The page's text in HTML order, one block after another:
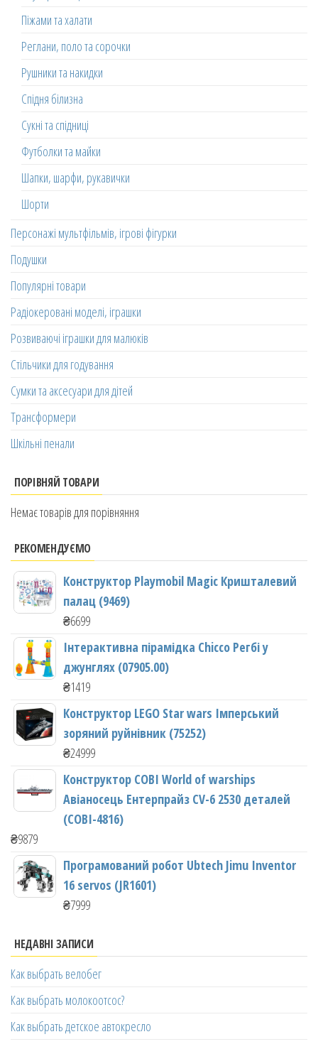
Піжами та халати
Реглани, поло та сорочки
Рушники та накидки
Спідня білизна
Сукні та спідниці
Футболки та майки
Шапки, шарфи, рукавички
Шорти
Персонажі мультфільмів, ігрові фігурки
Подушки
Популярні товари
Радіокеровані моделі, іграшки
Розвиваючі іграшки для малюків
Стільчики для годування
Сумки та аксесуари для дітей
Трансформери
Шкільні пенали
ПОРІВНЯЙ ТОВАРИ
Немає товарів для порівняння
РЕКОМЕНДУЄМО
Конструктор Playmobil Magic Кришталевий
палац (9469)
₴6699
Інтерактивна пірамідка Chicco Регбі у
джунглях (07905.00)
₴1419
Конструктор LEGO Star wars Імперський
зоряний руйнівник (75252)
₴24999
Конструктор COBI World of warships
Авіаносець Ентерпрайз CV-6 2530 деталей
(COBI-4816)
₴9879
Програмований робот Ubtech Jimu Inventor
16 servos (JR1601)
₴7999
НЕДАВНІ ЗАПИСИ
Как выбрать велобег
Как выбрать молокоотсос?
Как выбрать детское автокресло